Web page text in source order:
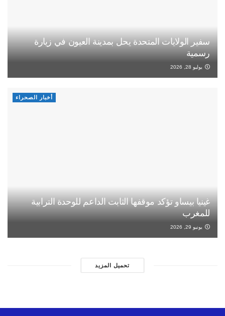
سفير الولايات المتحدة يحل بمدينة العيون في زيارة
رسمية
يوليو 28, 2026
أخبار الصحراء
غينيا بيساو تؤكد موقفها الثابت الداعم للوحدة الترابية
للمغرب
يونيو 29, 2026
تحميل المزيد